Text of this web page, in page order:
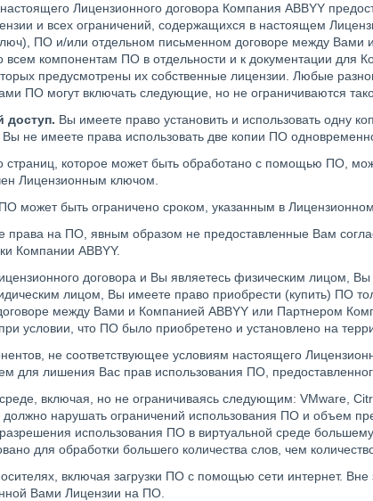
Лицензионного договора Компания ABBYY
и всех ограничений, содержащихся в настоящем
ПО и/или отдельном письменном договоре между Вами
всем компонентам ПО в отдельности и к документации для
предусмотрены их собственные лицензии. Любые
ПО могут включать следующие, но не ограничиваются
доступ. Вы имеете право установить и использовать одну
не имеете права использовать две копии ПО
страниц, которое может быть обработано с помощью ПО,
Лицензионным ключом.
может быть ограничено сроком, указанным в
права на ПО, явным образом не предоставленные Вам
Компании ABBYY.
договора и Вы являетесь физическим лицом,
лицом, Вы имеете право приобрести (купить) ПО
между Вами и Компанией ABBYY или Партнером
условии, что ПО было приобретено и установлено на
не соответствующее условиям настоящего
для лишения Вас прав использования ПО,
включая, но не ограничиваясь следующим: VMware,
должно нарушать ограничений использования ПО и объем
использования ПО в виртуальной среде
для обработки большего количества слов, чем
включая загрузки ПО с помощью сети интернет.
Вами Лицензии на ПО.